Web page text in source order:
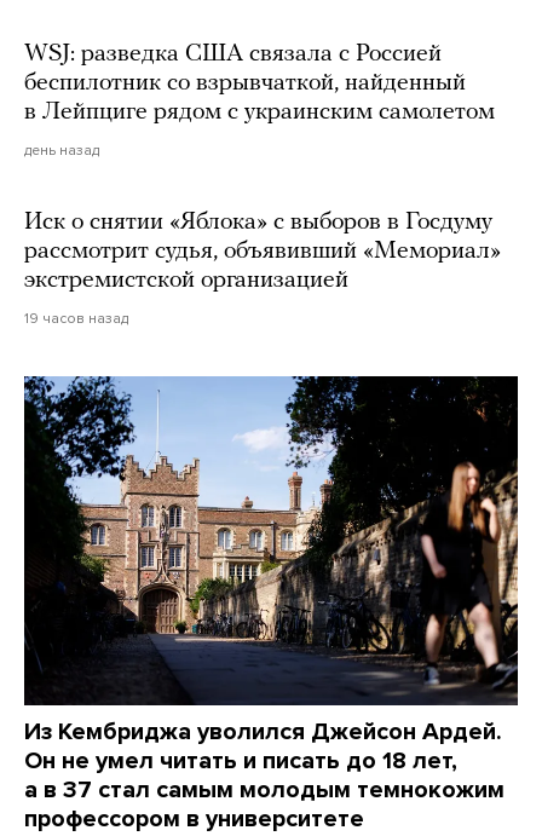
WSJ: разведка США связала с Россией
беспилотник со взрывчаткой, найденный
в Лейпциге рядом с украинским самолетом
день назад
Иск о снятии «Яблока» с выборов в Госдуму
рассмотрит судья, объявивший «Мемориал»
экстремистской организацией
19 часов назад
Из Кембриджа уволился Джейсон Ардей.
Он не умел читать и писать до 18 лет,
а в 37 стал самым молодым темнокожим
профессором в университете